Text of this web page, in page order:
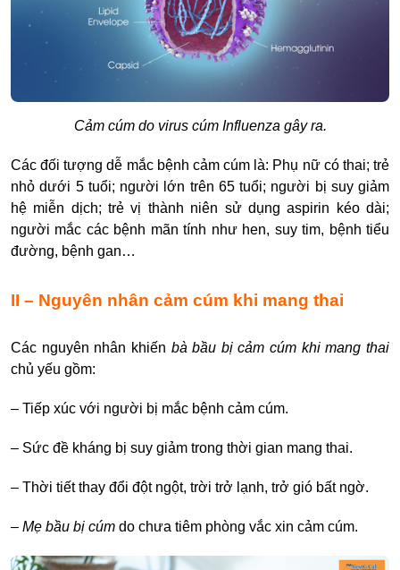
Cảm cúm do virus cúm Influenza gây ra.
Các đối tượng dễ mắc bệnh cảm cúm là: Phụ nữ có thai; trẻ
nhỏ dưới 5 tuổi; người lớn trên 65 tuổi; người bị suy giảm
hệ miễn dịch; trẻ vị thành niên sử dụng aspirin kéo dài;
người mắc các bệnh mãn tính như hen, suy tim, bệnh tiểu
đường, bệnh gan…
II – Nguyên nhân cảm cúm khi mang thai
Các nguyên nhân khiến bà bầu bị cảm cúm khi mang thai
chủ yếu gồm:
– Tiếp xúc với người bị mắc bệnh cảm cúm.
– Sức đề kháng bị suy giảm trong thời gian mang thai.
– Thời tiết thay đổi đột ngột, trời trở lạnh, trở gió bất ngờ.
– Mẹ bầu bị cúm do chưa tiêm phòng vắc xin cảm cúm.